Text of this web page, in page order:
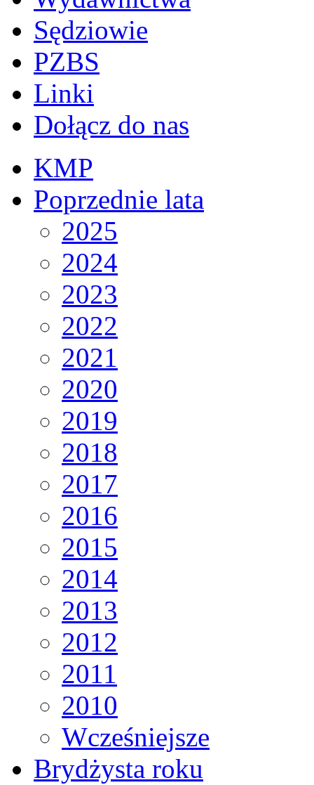
Sędziowie
PZBS
Linki
Dołącz do nas
KMP
Poprzednie lata
2025
2024
2023
2022
2021
2020
2019
2018
2017
2016
2015
2014
2013
2012
2011
2010
Wcześniejsze
Brydżysta roku